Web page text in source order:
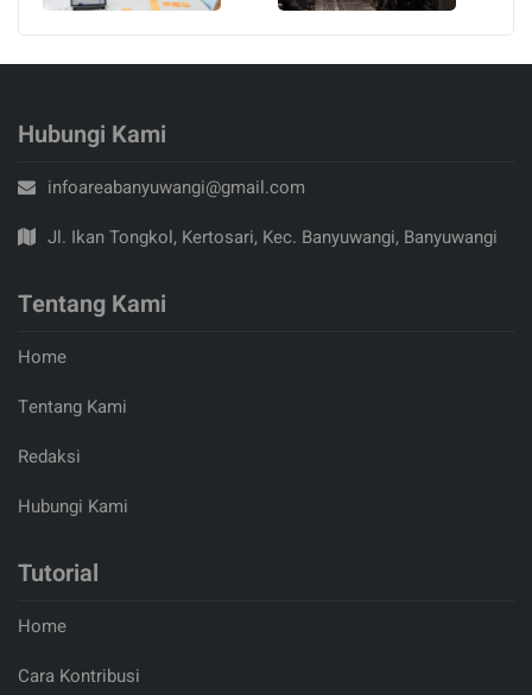
Hubungi Kami
infoareabanyuwangi@gmail.com
Jl. Ikan Tongkol, Kertosari, Kec. Banyuwangi, Banyuwangi
Tentang Kami
Home
Tentang Kami
Redaksi
Hubungi Kami
Tutorial
Home
Cara Kontribusi